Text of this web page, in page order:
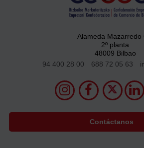
Alameda Mazarredo
2º planta
48009 Bilbao
94 400 28 00
688 72 05 63
Contáctanos